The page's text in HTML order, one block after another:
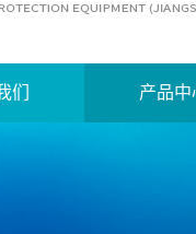
们 产品中